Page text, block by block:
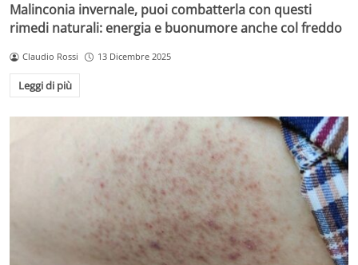
Malinconia invernale, puoi combatterla con questi
rimedi naturali: energia e buonumore anche col freddo
Claudio Rossi 13 Dicembre 2025
Leggi di più